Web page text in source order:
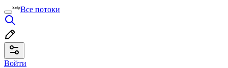
Все потоки
Войти